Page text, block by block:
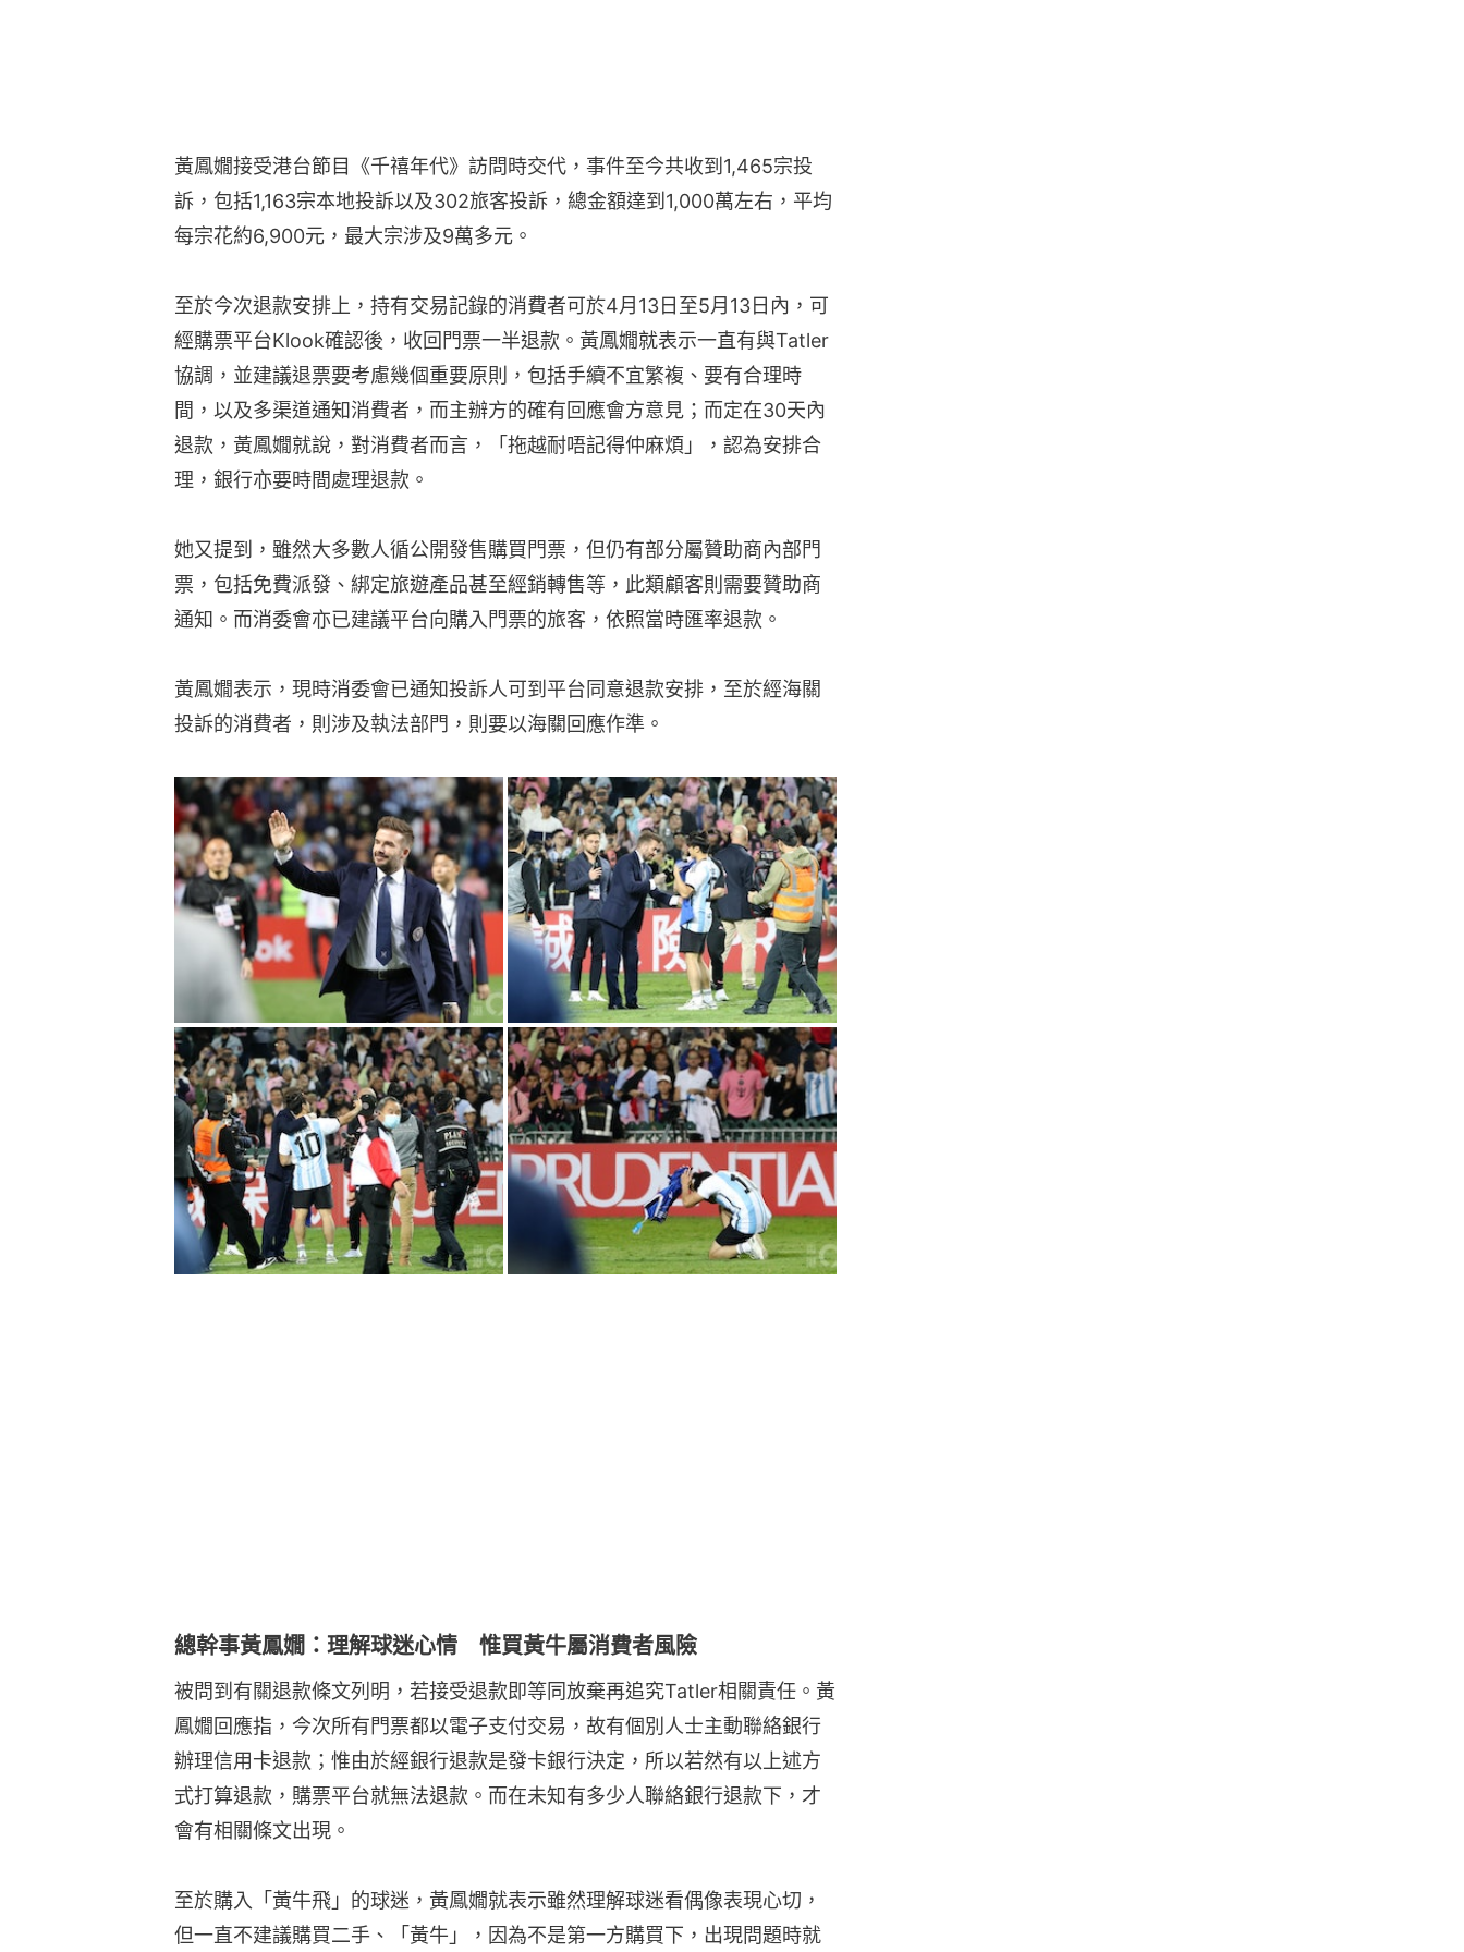
黃鳳嫺接受港台節目《千禧年代》訪問時交代，事件至今共收到1,465宗投
訴，包括1,163宗本地投訴以及302旅客投訴，總金額達到1,000萬左右，平均
每宗花約6,900元，最大宗涉及9萬多元。
至於今次退款安排上，持有交易記錄的消費者可於4月13日至5月13日內，可
經購票平台Klook確認後，收回門票一半退款。黃鳳嫺就表示一直有與Tatler
協調，並建議退票要考慮幾個重要原則，包括手續不宜繁複、要有合理時
間，以及多渠道通知消費者，而主辦方的確有回應會方意見；而定在30天內
退款，黃鳳嫺就說，對消費者而言，「拖越耐唔記得仲麻煩」，認為安排合
理，銀行亦要時間處理退款。
她又提到，雖然大多數人循公開發售購買門票，但仍有部分屬贊助商內部門
票，包括免費派發、綁定旅遊產品甚至經銷轉售等，此類顧客則需要贊助商
通知。而消委會亦已建議平台向購入門票的旅客，依照當時匯率退款。
黃鳳嫺表示，現時消委會已通知投訴人可到平台同意退款安排，至於經海關
投訴的消費者，則涉及執法部門，則要以海關回應作準。
總幹事黃鳳嫺：理解球迷心情 惟買黃牛屬消費者風險
被問到有關退款條文列明，若接受退款即等同放棄再追究Tatler相關責任。黃
鳳嫺回應指，今次所有門票都以電子支付交易，故有個別人士主動聯絡銀行
辦理信用卡退款；惟由於經銀行退款是發卡銀行決定，所以若然有以上述方
式打算退款，購票平台就無法退款。而在未知有多少人聯絡銀行退款下，才
會有相關條文出現。
至於購入「黃牛飛」的球迷，黃鳳嫺就表示雖然理解球迷看偶像表現心切，
但一直不建議購買二手、「黃牛」，因為不是第一方購買下，出現問題時就